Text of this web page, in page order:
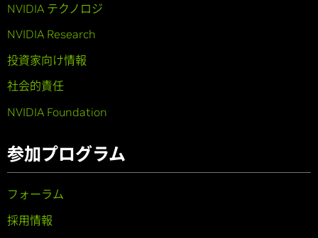
NVIDIA テクノロジ
NVIDIA Research
投資家向け情報
社会的責任
NVIDIA Foundation
参加プログラム
フォーラム
採用情報